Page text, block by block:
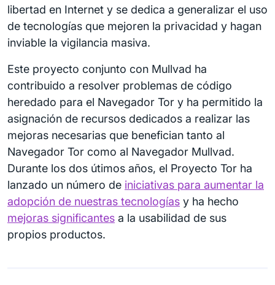
libertad en Internet y se dedica a generalizar el uso
de tecnologías que mejoren la privacidad y hagan
inviable la vigilancia masiva.
Este proyecto conjunto con Mullvad ha
contribuido a resolver problemas de código
heredado para el Navegador Tor y ha permitido la
asignación de recursos dedicados a realizar las
mejoras necesarias que benefician tanto al
Navegador Tor como al Navegador Mullvad.
Durante los dos útimos años, el Proyecto Tor ha
lanzado un número de iniciativas para aumentar la
adopción de nuestras tecnologías y ha hecho
mejoras significantes a la usabilidad de sus
propios productos.